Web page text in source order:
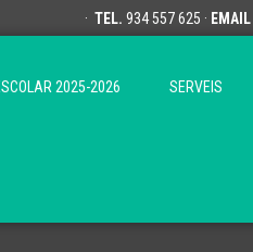
· TEL. 934 557 625 · EMAIL
2025-2026 SERVEIS